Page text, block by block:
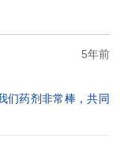
5年前
们药剂非常棒，共同